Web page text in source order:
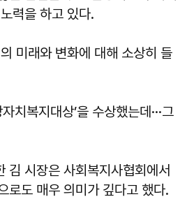
력을 하고 있다.
미래와 변화에 대해 소상히 들
복지대상’을 수상했는데···그
김 시장은 사회복지사협회에서
로도 매우 의미가 깊다고 했다.